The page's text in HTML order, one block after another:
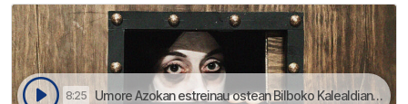
8:25 Umore Azokan estreinau ostean Bilboko Kalealdian eskeini dabe | Kultura